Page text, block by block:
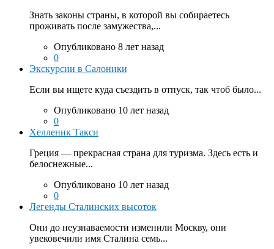
Знать законы страны, в которой вы собираетесь
проживать после замужества,...
Опубликовано 8 лет назад
0
Экскурсии в Салоники
Если вы ищете куда съездить в отпуск, так чтоб было...
Опубликовано 10 лет назад
0
Хелленик Такси
Греция — прекрасная страна для туризма. Здесь есть и
белоснежные...
Опубликовано 10 лет назад
0
Легенды Сталинских высоток
Они до неузнаваемости изменили Москву, они
увековечили имя Сталина семь...